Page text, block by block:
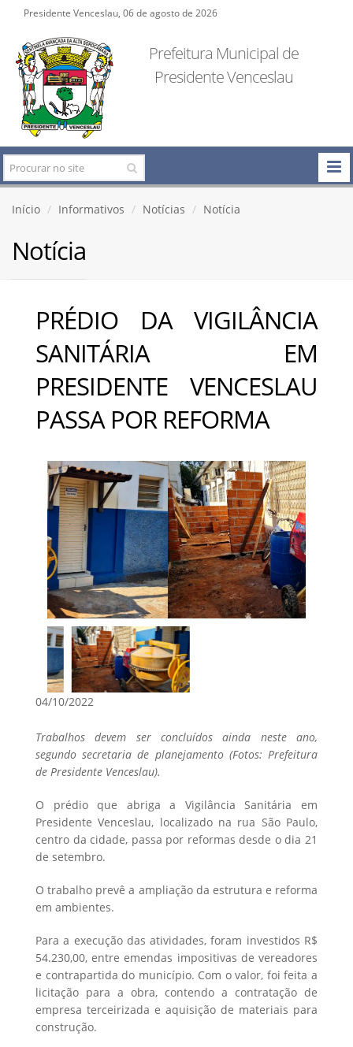
Presidente Venceslau, 06 de agosto de 2026
Prefeitura Municipal de
Presidente Venceslau
Início Informativos Notícias Notícia
Notícia
PRÉDIO DA VIGILÂNCIA
SANITÁRIA EM
PRESIDENTE VENCESLAU
PASSA POR REFORMA
04/10/2022
Trabalhos devem ser concluídos ainda neste ano,
segundo secretaria de planejamento (Fotos: Prefeitura
de Presidente Venceslau).
O prédio que abriga a Vigilância Sanitária em
Presidente Venceslau, localizado na rua São Paulo,
centro da cidade, passa por reformas desde o dia 21
de setembro.
O trabalho prevê a ampliação da estrutura e reforma
em ambientes.
Para a execução das atividades, foram investidos R$
54.230,00, entre emendas impositivas de vereadores
e contrapartida do município. Com o valor, foi feita a
licitação para a obra, contendo a contratação de
empresa terceirizada e aquisição de materiais para
construção.